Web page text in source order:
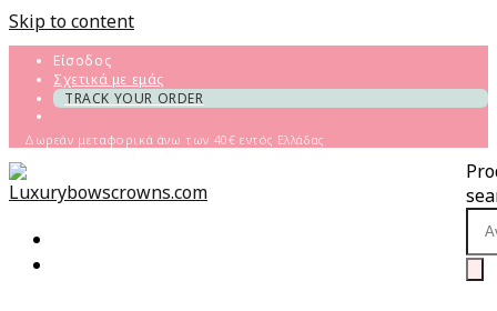
Skip to content
Είσοδος
Σχετικά με εμάς
TRACK YOUR ORDER
Δωρεάν μεταφορικά άνω των 40€ εντός Ελλάδας